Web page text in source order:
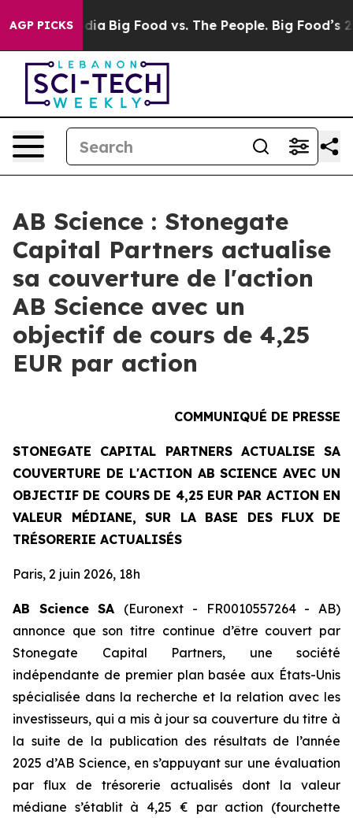
AGP PICKS
Media Big Food vs. The People. Big Food’s 239
AB Science : Stonegate
Capital Partners actualise
sa couverture de l'action
AB Science avec un
objectif de cours de 4,25
EUR par action
COMMUNIQUÉ DE PRESSE
STONEGATE CAPITAL PARTNERS ACTUALISE SA
COUVERTURE DE L'ACTION AB SCIENCE AVEC UN
OBJECTIF DE COURS DE 4,25 EUR PAR ACTION EN
VALEUR MÉDIANE, SUR LA BASE DES FLUX DE
TRÉSORERIE ACTUALISÉS
Paris, 2 juin 2026, 18h
AB Science SA (Euronext - FR0010557264 - AB)
annonce que son titre continue d’être couvert par
Stonegate Capital Partners, une société
indépendante de premier plan basée aux États-Unis
spécialisée dans la recherche et la relation avec les
investisseurs, qui a mis à jour sa couverture du titre à
la suite de la publication des résultats de l’année
2025 d’AB Science, en s’appuyant sur une évaluation
par flux de trésorerie actualisés dont la valeur
médiane s’établit à 4,25 € par action (fourchette